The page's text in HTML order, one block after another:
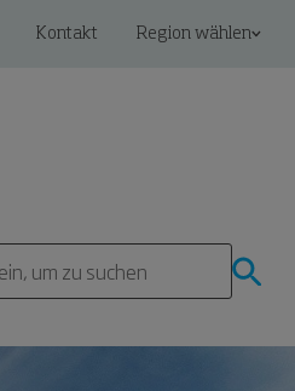
Kontakt Region wählen